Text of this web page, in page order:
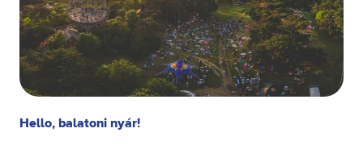
Hello, balatoni nyár!